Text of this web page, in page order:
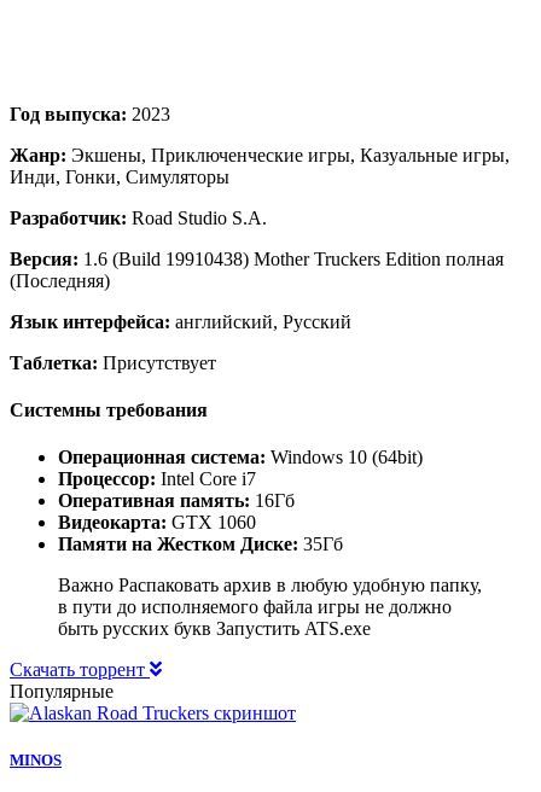
Год выпуска: 2023
Жанр: Экшены, Приключенческие игры, Казуальные игры,
Инди, Гонки, Симуляторы
Разработчик: Road Studio S.A.
Версия: 1.6 (Build 19910438) Mother Truckers Edition полная
(Последняя)
Язык интерфейса: английский, Русский
Таблетка: Присутствует
Системны требования
Операционная система: Windows 10 (64bit)
Процессор: Intel Core i7
Оперативная память: 16Гб
Видеокарта: GTX 1060
Памяти на Жестком Диске: 35Гб
Важно Распаковать архив в любую удобную папку,
в пути до исполняемого файла игры не должно
быть русских букв Запустить ATS.exe
Скачать торрент
Популярные
MINOS